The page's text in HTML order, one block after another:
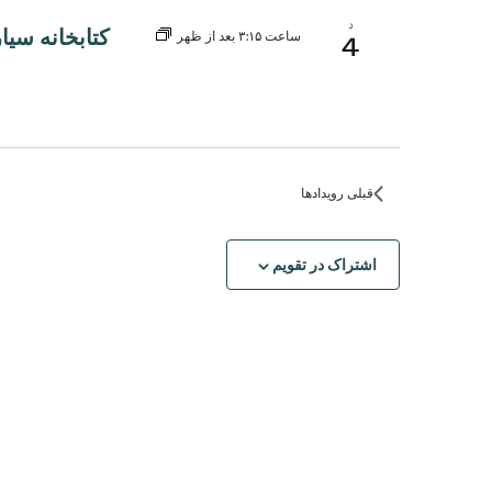
د
4 ساعت ۳:۱۵ بعد از ظهر کتابخانه
قبلی رویدادها
اشتراک در تقویم